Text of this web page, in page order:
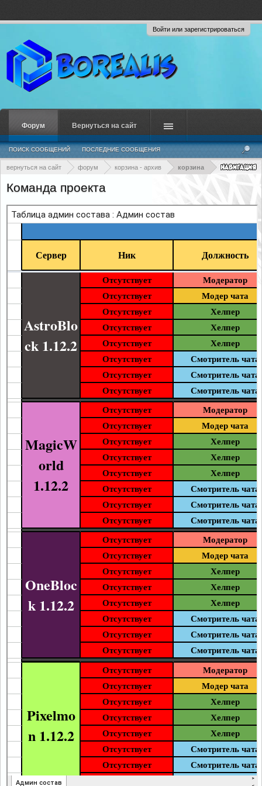
Войти или зарегистрироваться
вернуться на сайт форум корзина - архив корзина
Команда проекта
Форум
ПОИСК СООБЩЕНИЙ ПОСЛЕДНИЕ СООБЩЕНИЯ
Вернуться на сайт